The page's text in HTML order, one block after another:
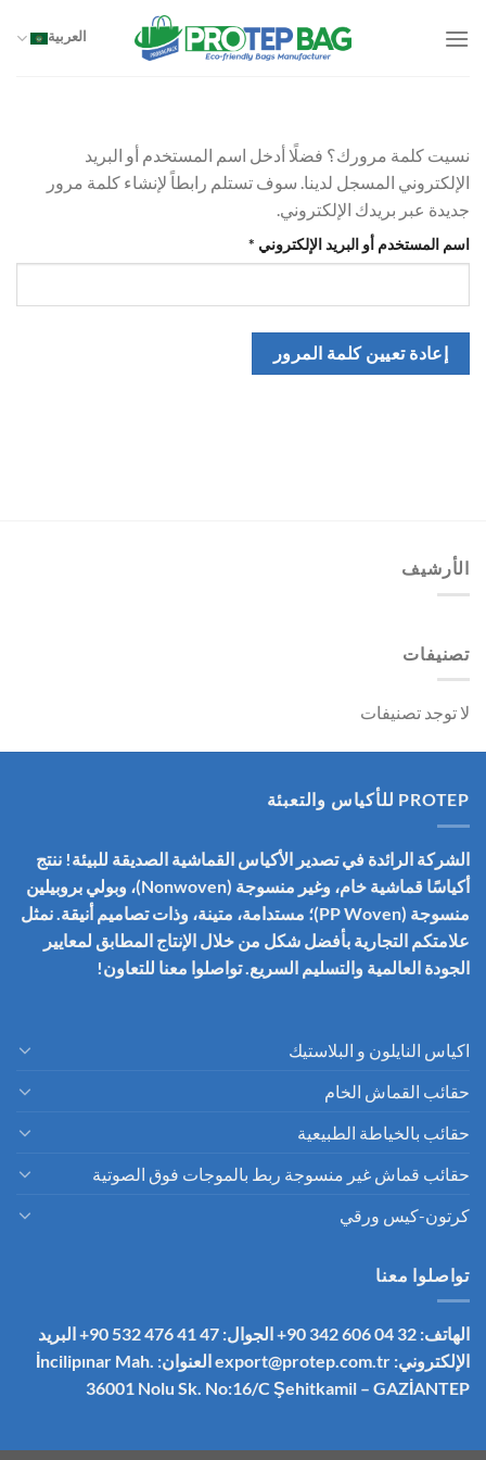
للمحتوى
العربية
نسيت كلمة مرورك؟ فضلًا أدخل اسم المستخدم أو البريد
الإلكتروني المسجل لدينا. سوف تستلم رابطاً لإنشاء كلمة مرور
جديدة عبر بريدك الإلكتروني.
اسم المستخدم أو البريد الإلكتروني *مطلوبة
إعادة تعيين كلمة المرور
الأرشيف
تصنيفات
لا توجد تصنيفات
PROTEP للأكياس والتعبئة
الشركة الرائدة في تصدير الأكياس القماشية الصديقة للبيئة! ننتج
أكياسًا قماشية خام، وغير منسوجة (Nonwoven)، وبولي بروبيلين
منسوجة (PP Woven)؛ مستدامة، متينة، وذات تصاميم أنيقة. نمثل
علامتكم التجارية بأفضل شكل من خلال الإنتاج المطابق لمعايير
الجودة العالمية والتسليم السريع. تواصلوا معنا للتعاون!
اكياس النايلون و البلاستيك
حقائب القماش الخام
حقائب بالخياطة الطبيعية
حقائب قماش غير منسوجة ربط بالموجات فوق الصوتية
كرتون-كيس ورقي
تواصلوا معنا
الهاتف: 32 04 606 342 90+ الجوال: 47 41 476 532 90+
البريد
الإلكتروني: export@protep.com.tr
العنوان: İncilipınar Mah.
36001 Nolu Sk. No:16/C Şehitkamil – GAZİANTEP